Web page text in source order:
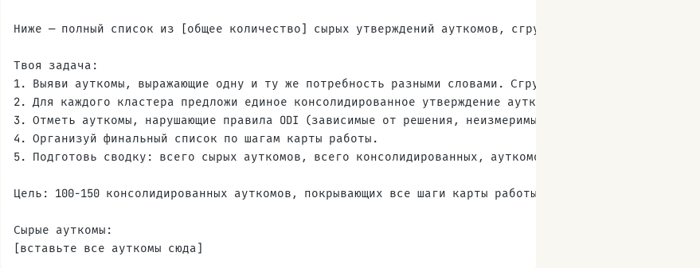
Ниже — полный список из [общее количество] сырых утверждений ауткомов, сгруппированных по
Твоя задача:
1. Выяви ауткомы, выражающие одну и ту же потребность разными словами. Сгруппируй их в кластеры.
2. Для каждого кластера предложи единое консолидированное утверждение ауткома в стандартном
3. Отметь ауткомы, нарушающие правила ODI (зависимые от решения, неизмеримые, расплывчатые или
4. Организуй финальный список по шагам карты работы.
5. Подготовь сводку: всего сырых ауткомов, всего консолидированных, ауткомов по каждому шагу.
Цель: 100-150 консолидированных ауткомов, покрывающих все шаги карты работы.
Сырые ауткомы:
[вставьте все ауткомы сюда]